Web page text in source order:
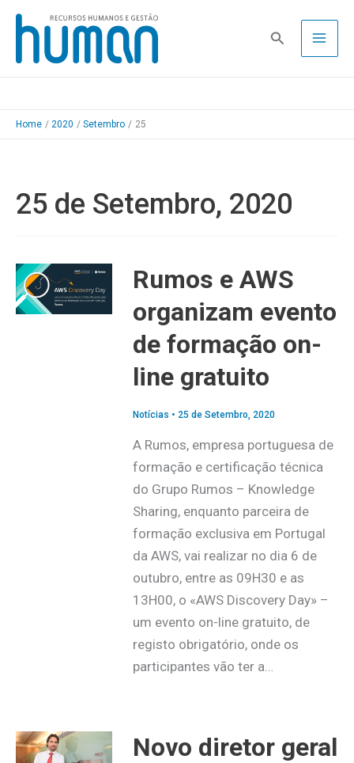
Skip
content
Pesquisa
Home 2020 Setembro 25
25 de Setembro, 2020
Rumos e AWS
organizam evento
de formação on-
line gratuito
Notícias • 25 de Setembro, 2020
A Rumos, empresa portuguesa de
formação e certificação técnica
do Grupo Rumos – Knowledge
Sharing, enquanto parceira de
formação exclusiva em Portugal
da AWS, vai realizar no dia 6 de
outubro, entre as 09H30 e as
13H00, o «AWS Discovery Day» –
um evento on-line gratuito, de
registo obrigatório, onde os
participantes vão ter a…
Novo diretor geral